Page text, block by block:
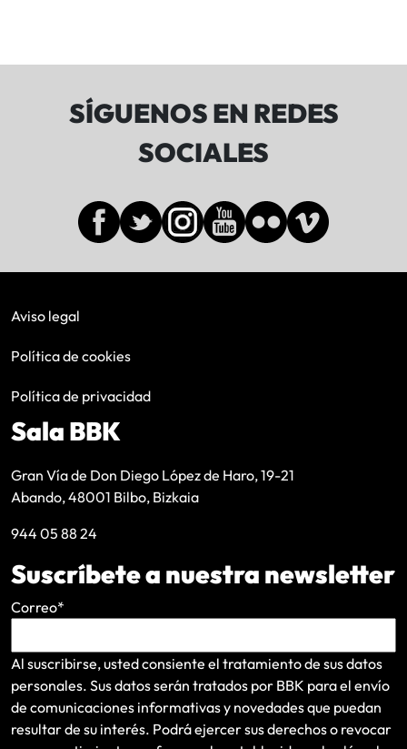
SÍGUENOS EN REDES
SOCIALES
Aviso legal
Política de cookies
Política de privacidad
Sala BBK
Gran Vía de Don Diego López de Haro, 19-21
Abando, 48001 Bilbo, Bizkaia
944 05 88 24
Suscríbete a nuestra newsletter
Correo*
Al suscribirse, usted consiente el tratamiento de sus datos
personales. Sus datos serán tratados por BBK para el envío
de comunicaciones informativas y novedades que puedan
resultar de su interés. Podrá ejercer sus derechos o revocar